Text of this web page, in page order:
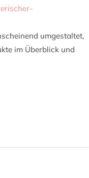
umgestaltet,
im Überblick und